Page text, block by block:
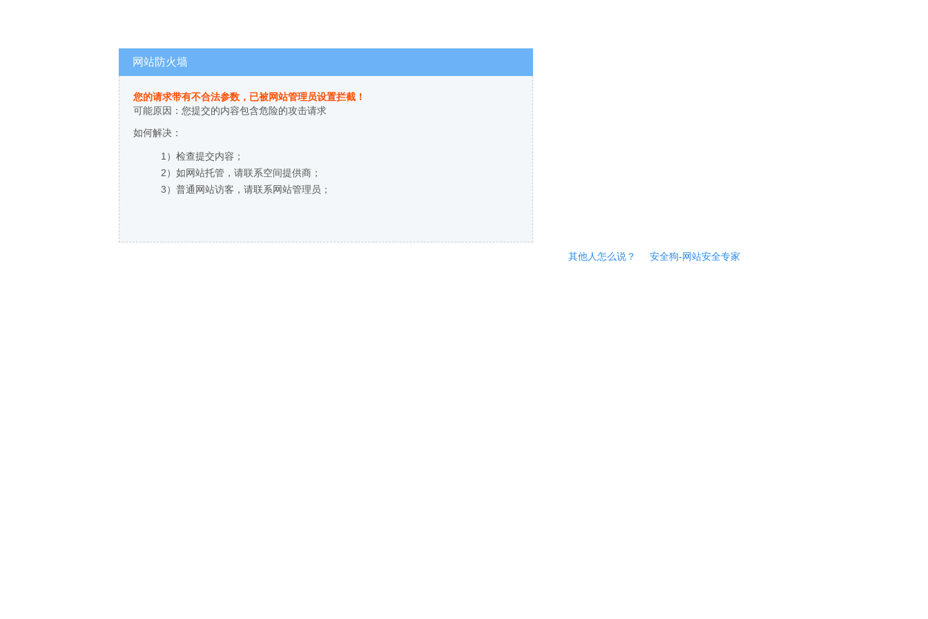
网站防火墙
您的请求带有不合法参数，已被网站管理员设置拦截！
可能原因：您提交的内容包含危险的攻击请求
如何解决：
1）检查提交内容；
2）如网站托管，请联系空间提供商；
3）普通网站访客，请联系网站管理员；
其他人怎么说？ 安全狗-网站安全专家